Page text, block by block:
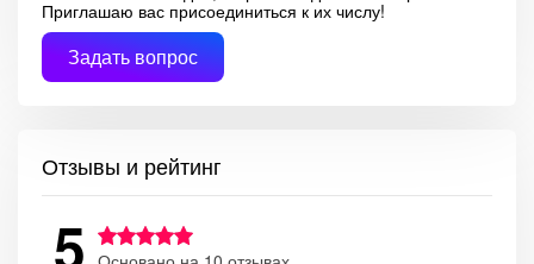
Приглашаю вас присоединиться к их числу!
Задать вопрос
Отзывы и рейтинг
5